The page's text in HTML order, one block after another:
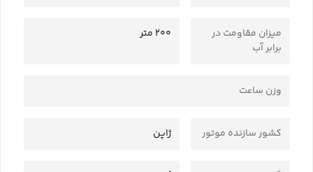
میزان مقاومت در
برابر آب
200 متر
وزن ساعت
کشور سازنده موتور ژاپن